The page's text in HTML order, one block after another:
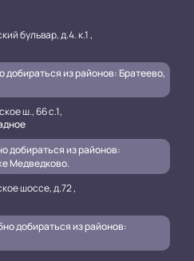
бульвар, д.4. к.1 ,
добираться из районов: Братеево,
ш., 66 с.1,
добираться из районов:
Медведково.
шоссе, д.72 ,
добираться из районов: